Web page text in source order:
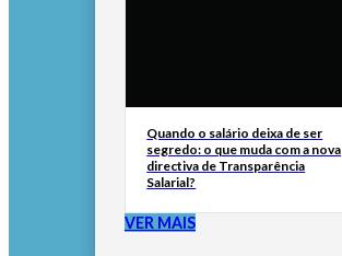
Quando o salário deixa de ser
segredo: o que muda com a nova
directiva de Transparência
Salarial?
VER MAIS